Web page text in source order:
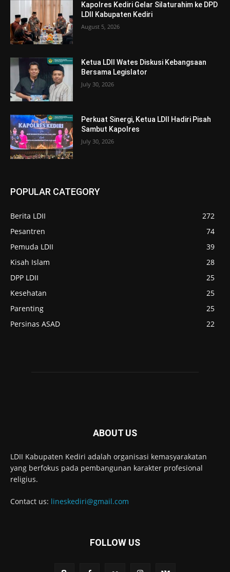
Kapolres Kediri Gelar Silaturahim ke DPD
LDII Kabupaten Kediri
August 5, 2026
Ketua LDII Wates Diskusi Kebangsaan
Bersama Legislator
July 30, 2026
Perkuat Sinergi, Ketua LDII Hadiri Pisah
Sambut Kapolres
July 30, 2026
POPULAR CATEGORY
Berita LDII
272
Pesantren
74
Pemuda LDII
39
Kisah Islam
28
DPP LDII
25
Kesehatan
25
Parenting
25
Persinas ASAD
22
ABOUT US
LDII Kabupaten Kediri adalah organisasi kemasyarakatan
yang berfokus pada pembangunan karakter profesional
religius.
Contact us: lineskediri@gmail.com
FOLLOW US